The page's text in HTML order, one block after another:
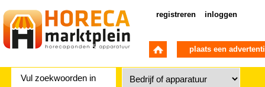
registreren inloggen
plaats een